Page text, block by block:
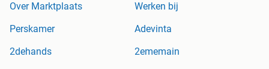
Over Marktplaats
Werken bij
Perskamer
Adevinta
2dehands
2ememain